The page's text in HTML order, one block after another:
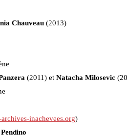
Chauveau(2013)
(2011) et Natacha Milosevic
inachevees.org)